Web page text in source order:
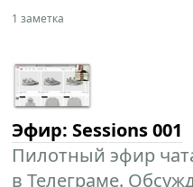
1 заметка
Эфир: Sessions 001
Пилотный эфир
в Телеграме.